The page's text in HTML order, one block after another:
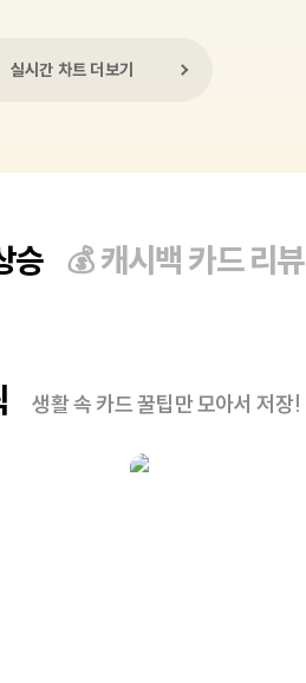
실시간 차트 더보기
승 💰캐시백 카드 리뷰
생활 속 카드 꿀팁만 모아서 저장!